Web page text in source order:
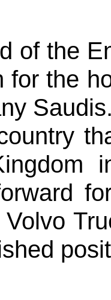
of the
for the